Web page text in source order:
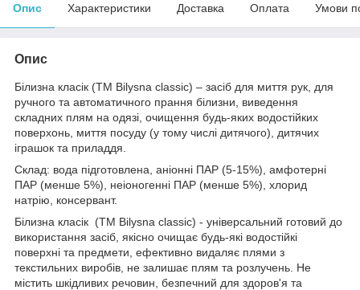
Опис Характеристики Доставка Оплата Умови
Опис
Білизна класік (ТМ Bilysna classic) – засіб для миття рук, для
ручного та автоматичного прання білизни, виведення
складних плям на одязі, очищення будь-яких водостійких
поверхонь, миття посуду (у тому числі дитячого), дитячих
іграшок та приладдя.
Склад: вода підготовлена, аніонні ПАР (5-15%), амфотерні
ПАР (менше 5%), неіоногенні ПАР (менше 5%), хлорид
натрію, консервант.
Білизна класік (ТМ Bilysna classic) - універсальний готовий до
використання засіб, якісно очищає будь-які водостійкі
поверхні та предмети, ефективно видаляє плями з
текстильних виробів, не залишає плям та розлучень. Не
містить шкідливих речовин, безпечний для здоров'я та